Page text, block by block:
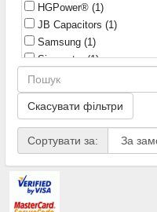
HGPower® (1)
JB Capacitors (1)
Samsung (1)
Sinometer(1)
Скасувати фільтри
Сортувати за: